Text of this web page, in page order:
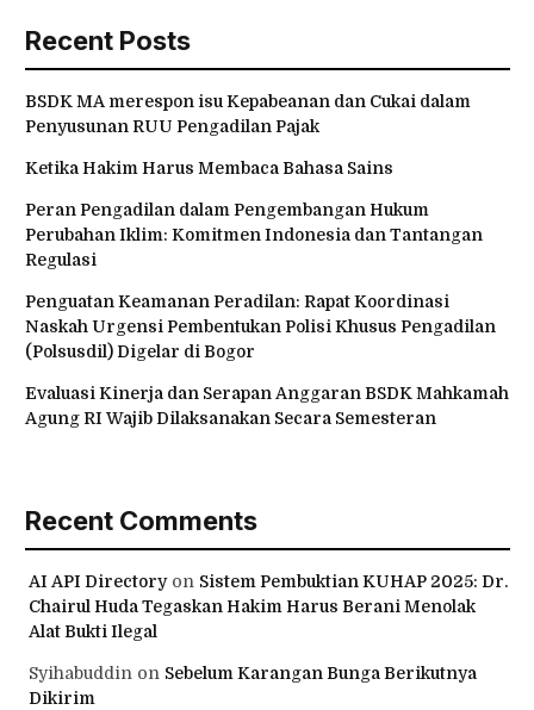
Recent Posts
BSDK MA merespon isu Kepabeanan dan Cukai dalam
Penyusunan RUU Pengadilan Pajak
Ketika Hakim Harus Membaca Bahasa Sains
Peran Pengadilan dalam Pengembangan Hukum
Perubahan Iklim: Komitmen Indonesia dan Tantangan
Regulasi
Penguatan Keamanan Peradilan: Rapat Koordinasi
Naskah Urgensi Pembentukan Polisi Khusus Pengadilan
(Polsusdil) Digelar di Bogor
Evaluasi Kinerja dan Serapan Anggaran BSDK Mahkamah
Agung RI Wajib Dilaksanakan Secara Semesteran
Recent Comments
AI API Directoryon Sistem Pembuktian KUHAP 2025: Dr.
Chairul Huda Tegaskan Hakim Harus Berani Menolak
Alat Bukti Ilegal
Syihabuddin on Sebelum Karangan Bunga Berikutnya
Dikirim